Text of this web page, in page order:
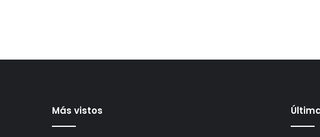
Más vistos